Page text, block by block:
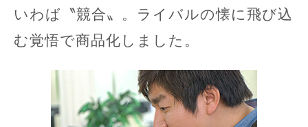
いわば〝競合〟。ライバルの懐に飛び込
む覚悟で商品化しました。